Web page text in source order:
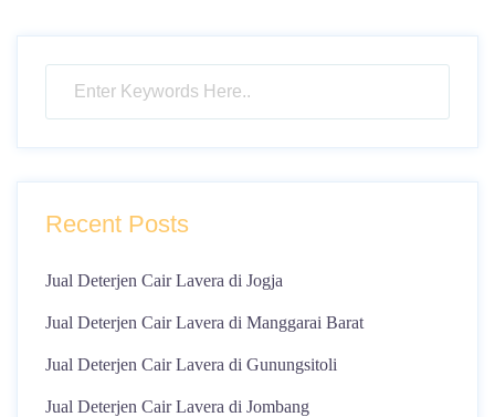
Recent Posts
Jual Deterjen Cair Lavera di Jogja
Jual Deterjen Cair Lavera di Manggarai Barat
Jual Deterjen Cair Lavera di Gunungsitoli
Jual Deterjen Cair Lavera di Jombang